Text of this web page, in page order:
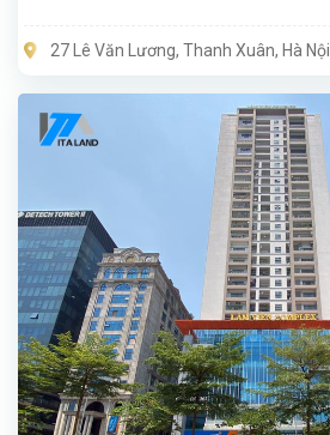
27 Lê Văn Lương, Thanh Xuân, Hà Nội